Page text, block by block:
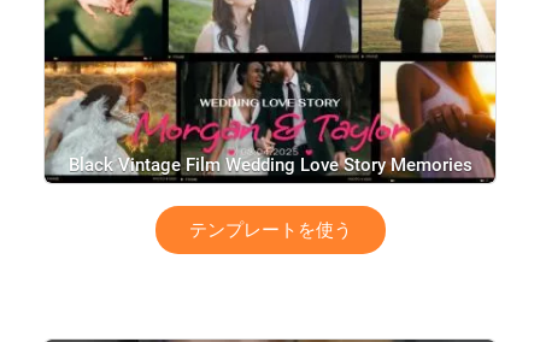
Black Vintage Film Wedding Love Story Memories
Photo Slideshow
テンプレートを使う